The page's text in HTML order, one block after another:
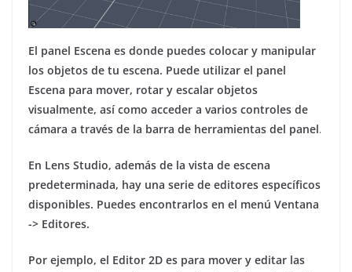
El panel Escena es donde puedes colocar y manipular
los objetos de tu escena. Puede utilizar el panel
Escena para mover, rotar y escalar objetos
visualmente, así como acceder a varios controles de
cámara a través de la barra de herramientas del panel.
En Lens Studio, además de la vista de escena
predeterminada, hay una serie de editores específicos
disponibles. Puedes encontrarlos en el menú Ventana
-> Editores.
Por ejemplo, el Editor 2D es para mover y editar las